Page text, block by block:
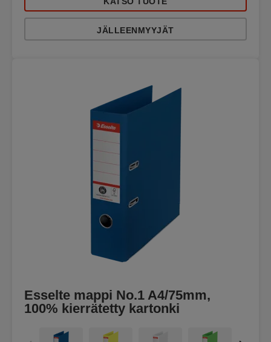
JÄLLEENMYYJÄT
Esselte mappi No.1 A4/75mm,
100% kierrätetty kartonki